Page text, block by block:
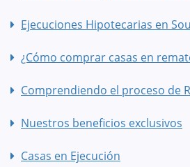
Ejecuciones Hipotecarias en
¿Cómo comprar casas en
Comprendiendo el proceso de
Nuestros beneficios exclusivos
Casas en Ejecución